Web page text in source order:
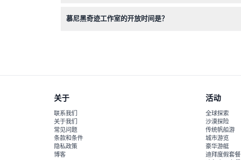
慕尼黑奇迹工作室的开放时间是？
关于
联系我们
关于我们
常见问题
条款和条件
隐私政策
博客
活动
全球探索
沙漠探险
传统帆船游
城市游览
豪华游艇
迪拜度假套餐